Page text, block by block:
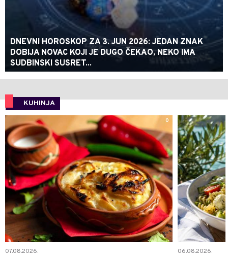
DNEVNI HOROSKOP ZA 3. JUN 2026: JEDAN ZNAK
DOBIJA NOVAC KOJI JE DUGO ČEKAO, NEKO IMA
SUDBINSKI SUSRET...
KUHINJA
0
07.08.2026. 06.08.2026.